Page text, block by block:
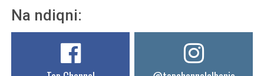
Na ndiqni: